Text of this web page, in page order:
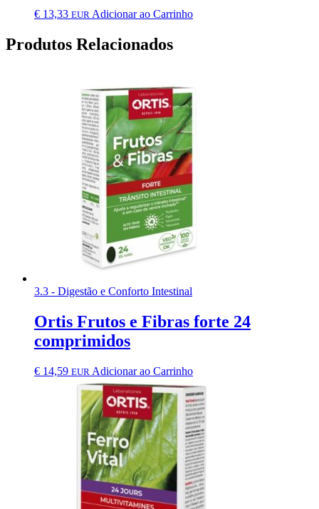
€ 13,33 EUR Adicionar ao Carrinho
Produtos Relacionados
3.3 - Digestão e Conforto Intestinal
Ortis Frutos e Fibras forte 24
comprimidos
€ 14,59 EUR Adicionar ao Carrinho